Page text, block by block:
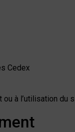
Cedex
à l’utilisation du